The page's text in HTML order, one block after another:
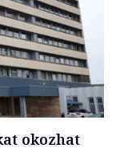
okozhat